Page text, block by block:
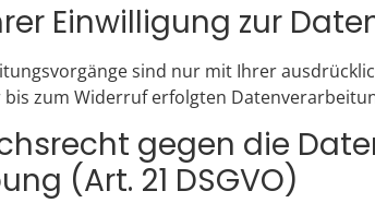
Einwilligung zur
sind nur mit Ihrer
bis zum Widerruf erfolgten
gegen die
(Art. 21 DSGVO)